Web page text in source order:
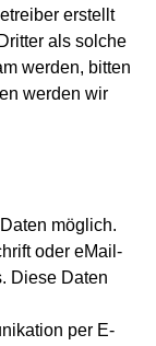
erstellt
als solche
werden, bitten
werden wir
möglich.
oder eMail-
Diese Daten
per E-